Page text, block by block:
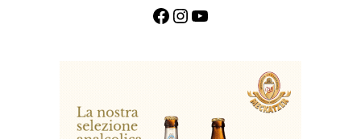
Facebook InstagramYouTube